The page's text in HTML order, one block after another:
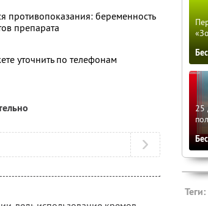
противопоказания: беременность
препарата
уточнить по телефонам
25
Теги: